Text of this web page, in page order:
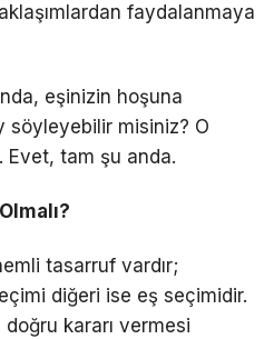
faydalanmaya
eşinizin hoşuna
söyleyebilir misiniz? O
Evet, tam şu anda.
tasarruf vardır;
diğeri ise eş seçimidir.
kararı vermesi